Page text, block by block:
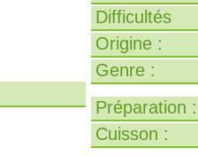
Difficultés
Origine :
Genre :
Préparation :
Cuisson :